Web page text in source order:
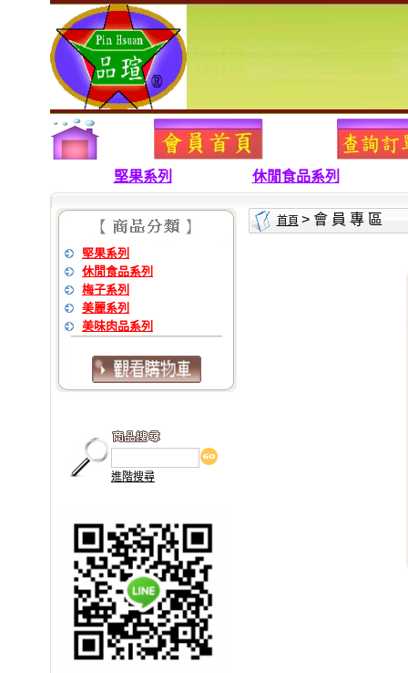
堅果系列 休閒食品系列
堅果系列
休閒食品系列
梅子系列
美麗系列
美味肉品系列
進階搜尋
首頁 > 會 員 專 區